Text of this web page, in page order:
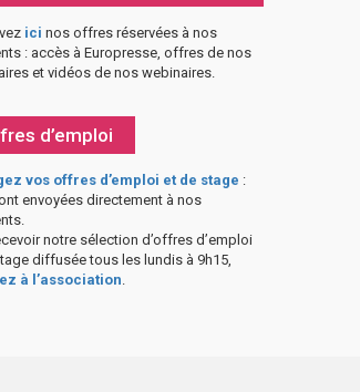
ici nos offres réservées à nos
: accès à Europresse, offres de nos
et vidéos de nos webinaires.
d’emploi
vos offres d’emploi et de stage :
envoyées directement à nos
notre sélection d’offres d’emploi
diffusée tous les lundis à 9h15,
à l’association.